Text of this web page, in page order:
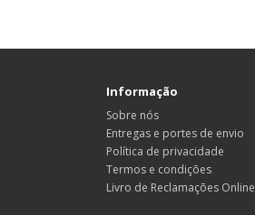
Informação
Sobre nós
Entregas e portes de envio
Política de privacidade
Termos e condições
Livro de Reclamações Online